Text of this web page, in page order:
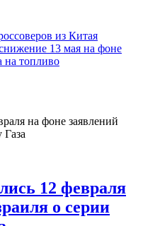
из Китая
13 мая на фоне
на топливо
12 февраля
о серии